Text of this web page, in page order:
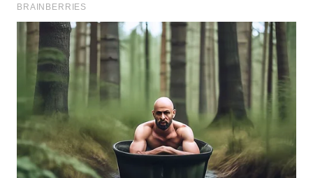
WN
DEPOK
WN
TAPANULI
UTARA
WN
SAMOSIR